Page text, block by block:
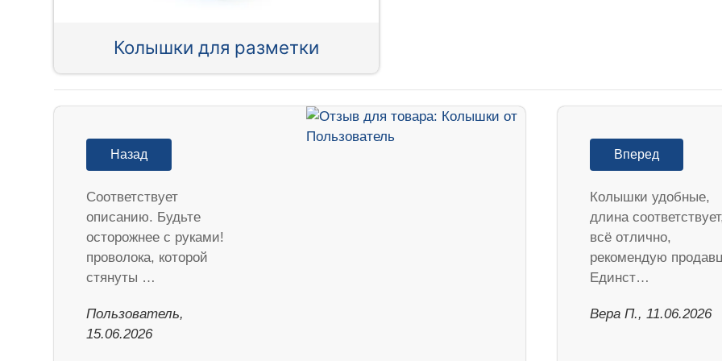
Колышки для разметки
Назад
Соответствует
описанию. Будьте
осторожнее с руками!
проволока, которой
стянуты …
Пользователь,
15.06.2026
Вперед
Колышки удобные,
длина
всё отлично,
рекомендую
Единст…
Вера П., 11.06.2026